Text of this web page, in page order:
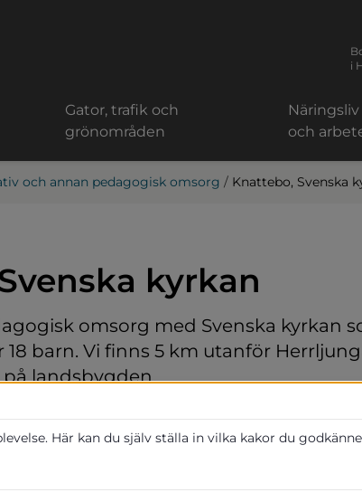
i
Gator, trafik och
grönområden
Näringsliv
och
och annan pedagogisk omsorg / Knattebo, Svenska
kyrkan
omsorg med Svenska kyrkan
barn. Vi finns 5 km utanför
landsbygden.
med verksamheten
är i första hand att barn och föräldrar ska
Här kan du själv ställa in vilka kakor du